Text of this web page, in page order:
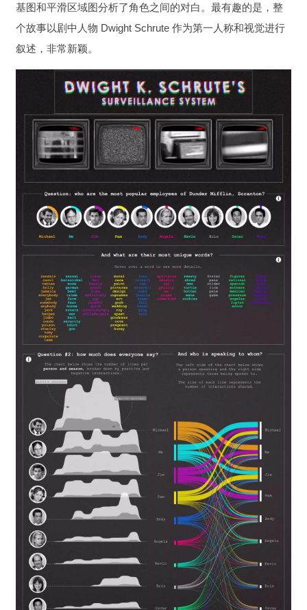
基图和平滑区域图分析了角色之间的对白。最有趣的是，整
个故事以剧中人物 Dwight Schrute 作为第一人称和视觉进行
叙述，非常新颖。